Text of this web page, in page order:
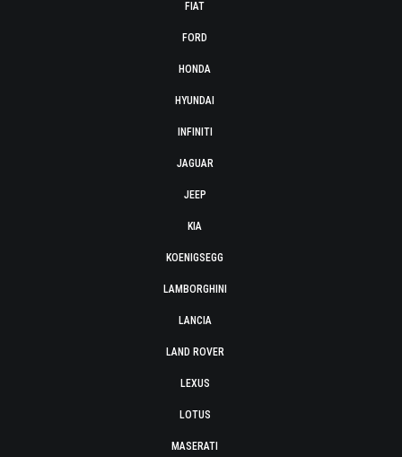
FIAT
FORD
HONDA
HYUNDAI
INFINITI
JAGUAR
JEEP
KIA
KOENIGSEGG
LAMBORGHINI
LANCIA
LAND ROVER
LEXUS
LOTUS
MASERATI